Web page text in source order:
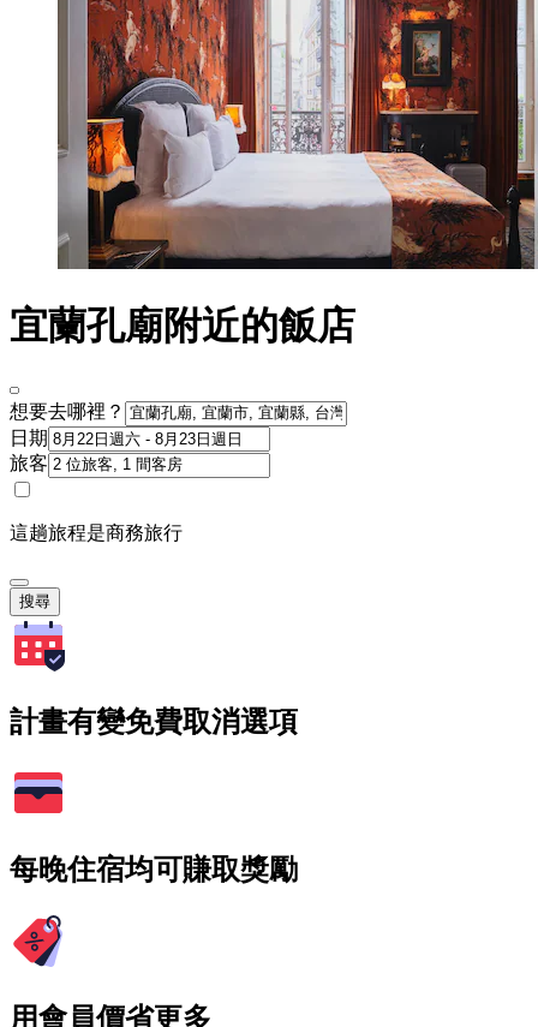
宜蘭孔廟附近的飯店
想要去哪裡？
日期
旅客
這趟旅程是商務旅行
搜尋
計畫有變免費取消選項
每晚住宿均可賺取獎勵
用會員價省更多